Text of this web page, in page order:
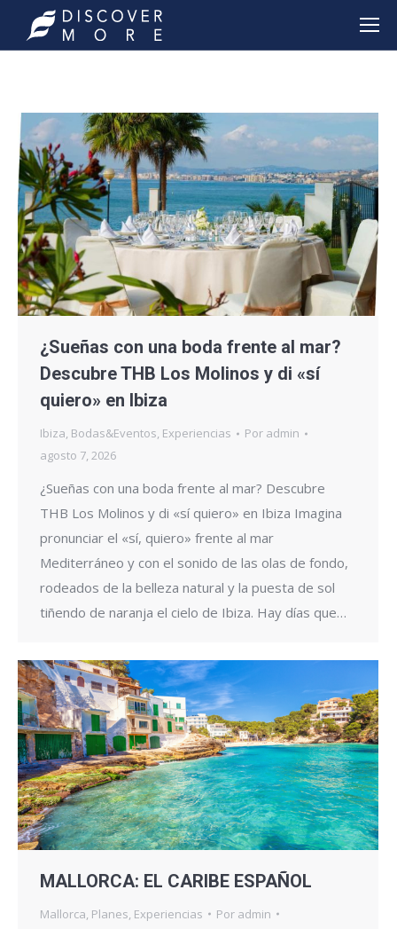
¿Sueñas con una boda frente al mar?
Descubre THB Los Molinos y di «sí
quiero» en Ibiza
Ibiza, Bodas&Eventos, Experiencias Por admin
agosto 7, 2026
¿Sueñas con una boda frente al mar? Descubre
THB Los Molinos y di «sí quiero» en Ibiza Imagina
pronunciar el «sí, quiero» frente al mar
Mediterráneo y con el sonido de las olas de fondo,
rodeados de la belleza natural y la puesta de sol
tiñendo de naranja el cielo de Ibiza. Hay días que…
MALLORCA: EL CARIBE ESPAÑOL
Mallorca Planes Experiencias Por admin